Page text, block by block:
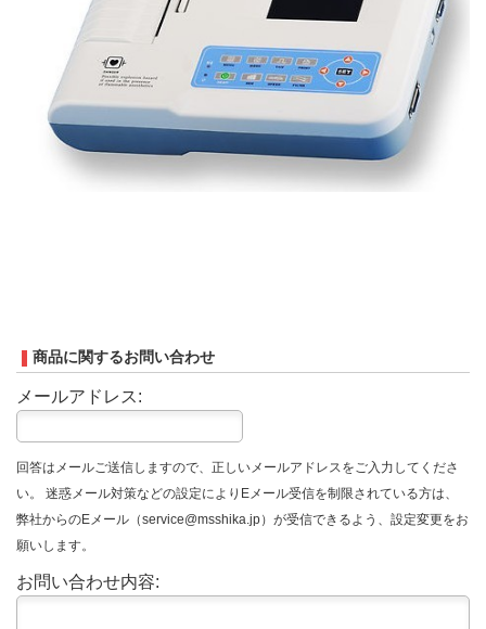
商品に関するお問い合わせ
メールアドレス:
回答はメールご送信しますので、正しいメールアドレスをご入力してくださ
い。 迷惑メール対策などの設定によりEメール受信を制限されている方は、
弊社からのEメール（service@msshika.jp）が受信できるよう、設定変更をお
願いします。
お問い合わせ内容: